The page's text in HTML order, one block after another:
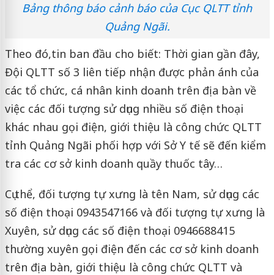
Bảng thông báo cảnh báo của Cục QLTT tỉnh
Quảng Ngãi.
Theo đó,tin ban đầu cho biết: Thời gian gần đây,
Đội QLTT số 3 liên tiếp nhận được phản ánh của
các tổ chức, cá nhân kinh doanh trên địa bàn về
việc các đối tượng sử dụng nhiều số điện thoại
khác nhau gọi điện, giới thiệu là công chức QLTT
tỉnh Quảng Ngãi phối hợp với Sở Y tế sẽ đến kiểm
tra các cơ sở kinh doanh quầy thuốc tây…
Cụ thể, đối tượng tự xưng là tên Nam, sử dụng các
số điện thoại 0943547166 và đối tượng tự xưng là
Xuyên, sử dụng các số điện thoại 0946688415
thường xuyên gọi điện đến các cơ sở kinh doanh
trên địa bàn, giới thiệu là công chức QLTT và